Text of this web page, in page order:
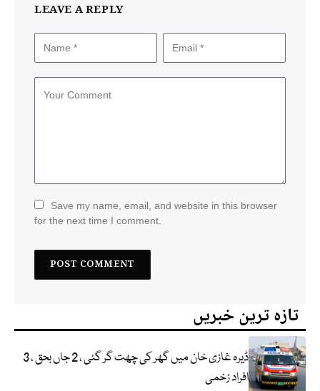
LEAVE A REPLY
Save my name, email, and website in this browser
for the next time I comment.
تازہ ترین خبریں
ڈیرہ غازی خان میں گھر کی چھت گر گئی ، 2 جاں بحق ، 3
افراد زخمی